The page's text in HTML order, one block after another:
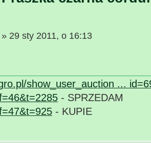
» 29 sty 2011, o 16:13
show_user_auction ...
- SPRZEDAM
- KUPIE